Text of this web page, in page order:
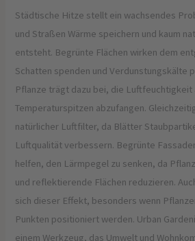
Städtische Hitze stellt ein wachsendes
und Straßen Wärme speichern und kaum
entsteht. Begrünte Flächen wirken dem
Schatten spenden und Verdunstungskälte
Pflanze trägt dazu bei, die Luftfeuchtigkeit
Temperaturspitzen abzufangen.
natürlicher Luftfilter, da Blätter
Luftqualität verbessern. Begrünte
helfen, den Lärmpegel zu senken, da
und reflektierende Flächen reduzieren.
sich dieser Effekt, besonders wenn
Punkten positioniert werden. Urban
einem Werkzeug, das Umwelt und